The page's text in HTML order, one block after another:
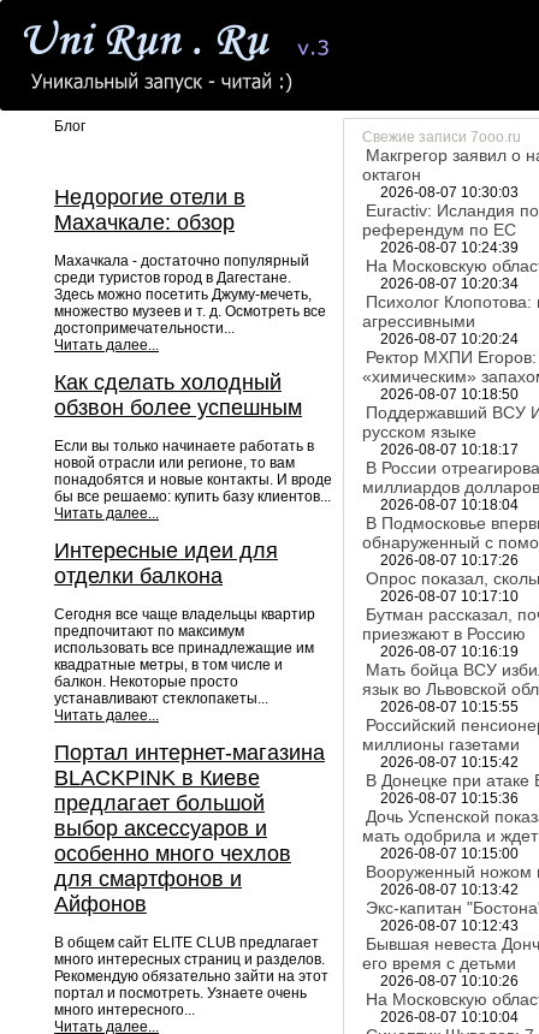
Блог
Недорогие отели в
Махачкале: обзор
Махачкала - достаточно популярный
среди туристов город в Дагестане.
Здесь можно посетить Джуму-мечеть,
множество музеев и т. д. Осмотреть все
достопримечательности...
Читать далее...
Как сделать холодный
обзвон более успешным
Если вы только начинаете работать в
новой отрасли или регионе, то вам
понадобятся и новые контакты. И вроде
бы все решаемо: купить базу клиентов...
Читать далее...
Интересные идеи для
отделки балкона
Сегодня все чаще владельцы квартир
предпочитают по максимум
использовать все принадлежащие им
квадратные метры, в том числе и
балкон. Некоторые просто
устанавливают стеклопакеты...
Читать далее...
Портал интернет-магазина
BLACKPINK в Киеве
предлагает большой
выбор аксессуаров и
особенно много чехлов
для смартфонов и
Айфонов
В общем сайт ELITE CLUB предлагает
много интересных страниц и разделов.
Рекомендую обязательно зайти на этот
портал и посмотреть. Узнаете очень
много интересного...
Читать далее...
Свежие записи 7ooo.ru
Макгрегор заявил о
октагон
2026-08-07 10:30:03
Euractiv: Исландия
референдум по ЕС
2026-08-07 10:24:39
На Московскую
2026-08-07 10:20:34
Психолог
агрессивными
2026-08-07 10:20:24
Ректор МХПИ Егоров:
«химическим»
2026-08-07 10:18:50
Поддержавший ВСУ
русском языке
2026-08-07 10:18:17
В России
миллиардов
2026-08-07 10:18:04
В Подмосковье
обнаруженный с
2026-08-07 10:17:26
Опрос показал,
2026-08-07 10:17:10
Бутман рассказал,
приезжают в Россию
2026-08-07 10:16:19
Мать бойца ВСУ
язык во Львовской
2026-08-07 10:15:55
Российский
миллионы газетами
2026-08-07 10:15:42
В Донецке при
2026-08-07 10:15:36
Дочь Успенской
мать одобрила и ждет
2026-08-07 10:15:00
Вооруженный ножом
2026-08-07 10:13:42
Экс-капитан
2026-08-07 10:12:43
Бывшая невеста
его время с детьми
2026-08-07 10:10:26
На Московскую
2026-08-07 10:10:04